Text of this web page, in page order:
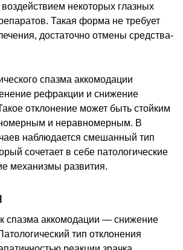
некоторых глазных
Такая форма не требует
достаточно отмены средства-
спазма аккомодации
рефракции и снижение
отклонение может быть стойким
и неравномерным. В
наблюдается смешанный тип
сочетает в себе патологические
механизмы развития.
спазма аккомодации — снижение
тип отклонения